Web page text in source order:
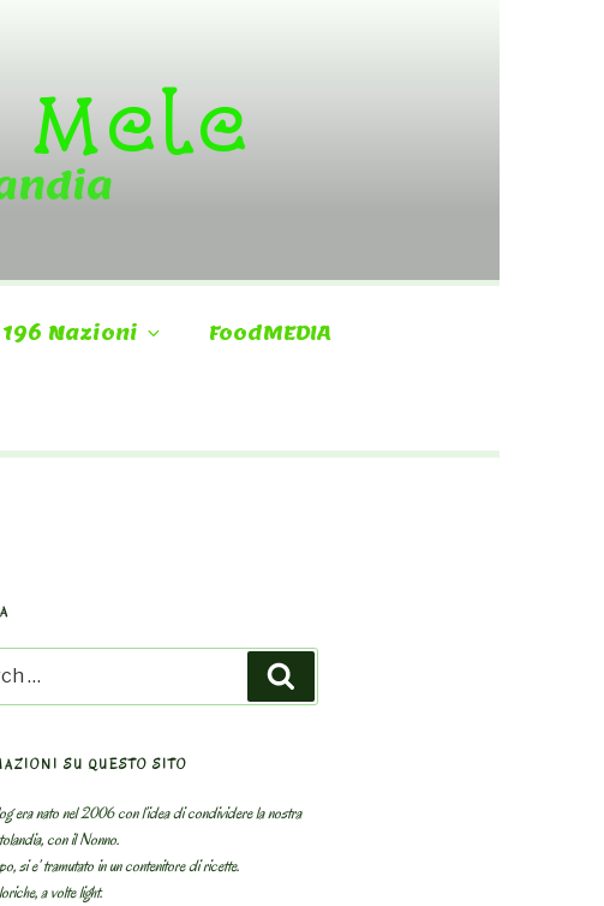
Mele
196 Nazioni FoodMEDIA
SU QUESTO SITO
era nato nel 2006 con l’idea di condividere la nostra
con il Nonno.
si e’ tramutato in un contenitore di ricette.
a volte light.